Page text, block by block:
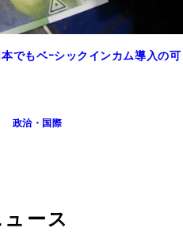
でもベｰシックインカム導入の可
政治・国際
ース